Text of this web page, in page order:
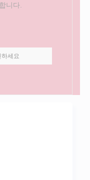
니다.
세요